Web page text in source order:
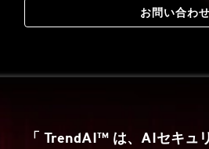
お問い合わせ
「 TrendAI™ は、AIセキュ